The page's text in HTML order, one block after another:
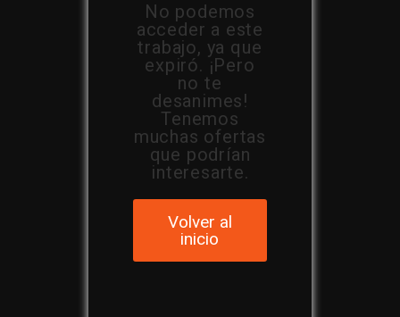
No podemos
acceder a este
trabajo, ya que
expiró. ¡Pero
no te
desanimes!
Tenemos
muchas ofertas
que podrían
interesarte.
Volver al
inicio